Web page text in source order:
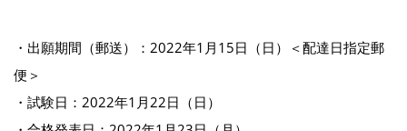
・出願期間（郵送）：2022年1月15日（日）＜配達日指定郵
便＞
・試験日：2022年1月22日（日）